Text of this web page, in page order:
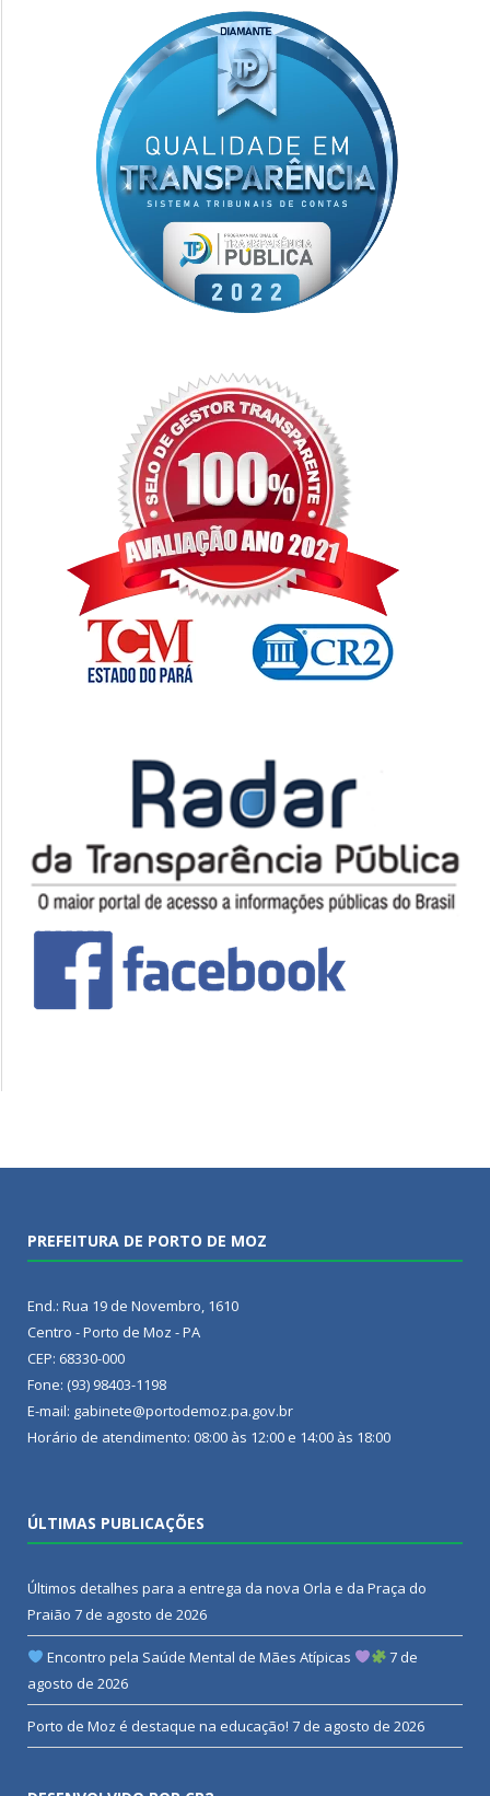
PREFEITURA DE PORTO DE MOZ
End.: Rua 19 de Novembro, 1610
Centro - Porto de Moz - PA
CEP: 68330-000
Fone: (93) 98403-1198
E-mail: gabinete@portodemoz.pa.gov.br
Horário de atendimento: 08:00 às 12:00 e 14:00 às 18:00
ÚLTIMAS PUBLICAÇÕES
Últimos detalhes para a entrega da nova Orla e da Praça do
Praião 7 de agosto de 2026
Encontro pela Saúde Mental de Mães Atípicas
7 de
agosto de 2026
Porto de Moz é destaque na educação! 7 de agosto de 2026